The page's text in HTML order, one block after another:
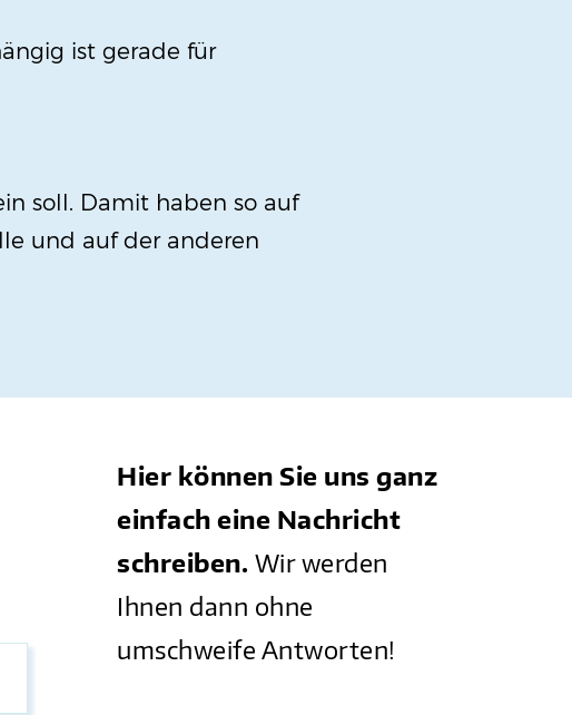
ist gerade für
soll. Damit haben so auf
und auf der anderen
Hier können Sie uns ganz
einfach eine Nachricht
schreiben. Wir werden
Ihnen dann ohne
umschweife Antworten!